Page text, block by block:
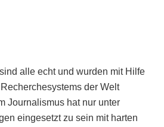
alle echt und wurden mit Hilfe
der Welt
Journalismus hat nur unter
eingesetzt zu sein mit harten